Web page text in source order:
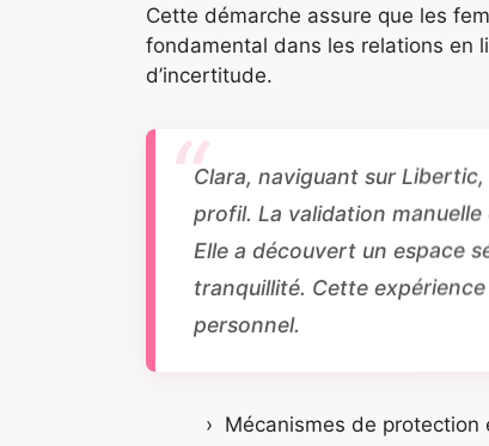
Cette démarche assure que les
fondamental dans les relations en
d’incertitude.
Clara, naviguant sur
profil. La validation
Elle a découvert un espace
tranquillité. Cette
personnel.
Mécanismes de